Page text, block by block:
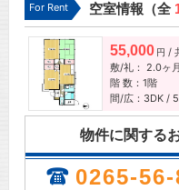
For Rent 空室情報（全
55,000 円 /
敷/礼： 2.0ヶ月
階 数：1階
間/広：3DK /
物件に関する
0265-